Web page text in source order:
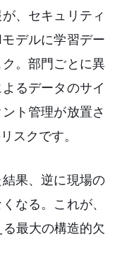
、セキュリティ
デルに学習デー
。部門ごとに異
るデータのサイ
ト管理が放置さ
スクです。
果、逆に現場の
なる。これが、
最大の構造的欠